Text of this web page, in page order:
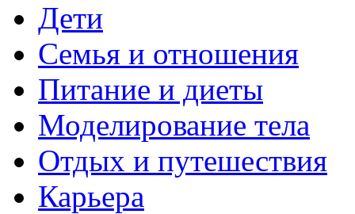
Дети
Семья и отношения
Питание и диеты
Моделирование тела
Отдых и путешествия
Карьера